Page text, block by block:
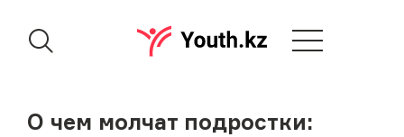
О чем молчат подростки: